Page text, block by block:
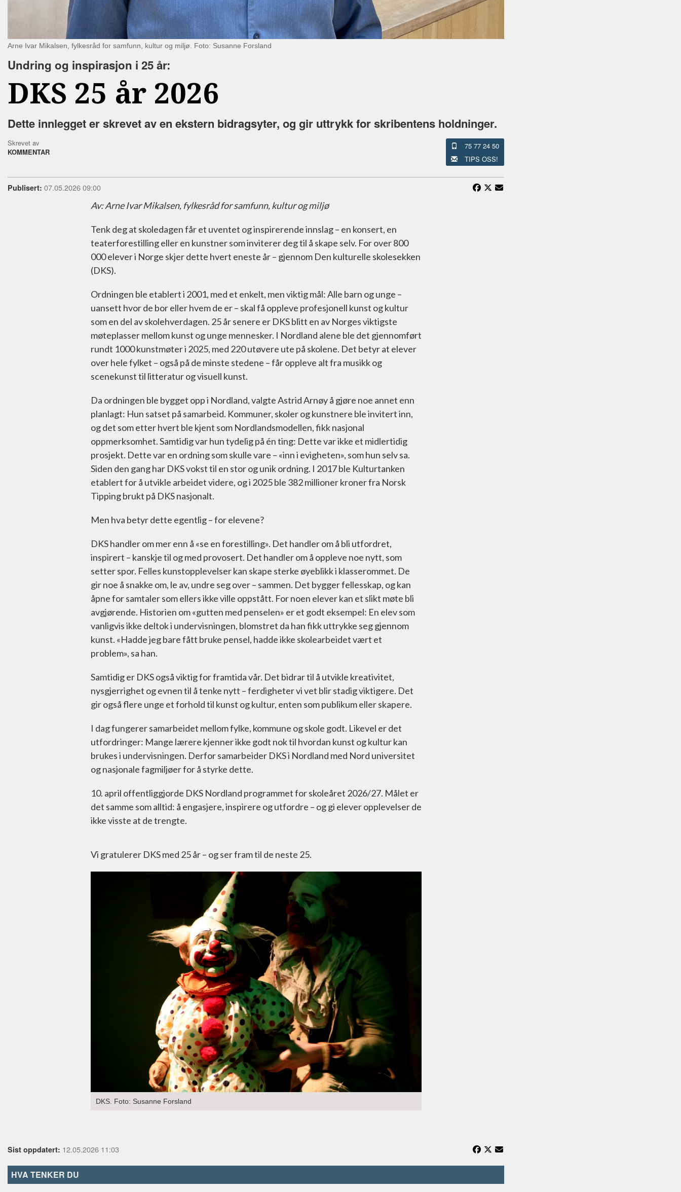
Arne Ivar Mikalsen, fylkesråd for samfunn, kultur og miljø. Foto: Susanne Forsland
Undring og inspirasjon i 25 år:
DKS 25 år 2026
Dette innlegget er skrevet av en ekstern bidragsyter, og gir uttrykk for skribentens holdninger.
Skrevet av
KOMMENTAR
75 77 24 50
TIPS OSS!
Publisert: 07.05.2026 09:00
Av: Arne Ivar Mikalsen, fylkesråd for samfunn, kultur og miljø
Tenk deg at skoledagen får et uventet og inspirerende innslag – en konsert, en
teaterforestilling eller en kunstner som inviterer deg til å skape selv. For over 800
000 elever i Norge skjer dette hvert eneste år – gjennom Den kulturelle skolesekken
(DKS).
Ordningen ble etablert i 2001, med et enkelt, men viktig mål: Alle barn og unge –
uansett hvor de bor eller hvem de er – skal få oppleve profesjonell kunst og kultur
som en del av skolehverdagen. 25 år senere er DKS blitt en av Norges viktigste
møteplasser mellom kunst og unge mennesker. I Nordland alene ble det gjennomført
rundt 1000 kunstmøter i 2025, med 220 utøvere ute på skolene. Det betyr at elever
over hele fylket – også på de minste stedene – får oppleve alt fra musikk og
scenekunst til litteratur og visuell kunst.
Da ordningen ble bygget opp i Nordland, valgte Astrid Arnøy å gjøre noe annet enn
planlagt: Hun satset på samarbeid. Kommuner, skoler og kunstnere ble invitert inn,
og det som etter hvert ble kjent som Nordlandsmodellen, fikk nasjonal
oppmerksomhet. Samtidig var hun tydelig på én ting: Dette var ikke et midlertidig
prosjekt. Dette var en ordning som skulle vare – «inn i evigheten», som hun selv sa.
Siden den gang har DKS vokst til en stor og unik ordning. I 2017 ble Kulturtanken
etablert for å utvikle arbeidet videre, og i 2025 ble 382 millioner kroner fra Norsk
Tipping brukt på DKS nasjonalt.
Men hva betyr dette egentlig – for elevene?
DKS handler om mer enn å «se en forestilling». Det handler om å bli utfordret,
inspirert – kanskje til og med provosert. Det handler om å oppleve noe nytt, som
setter spor. Felles kunstopplevelser kan skape sterke øyeblikk i klasserommet. De
gir noe å snakke om, le av, undre seg over – sammen. Det bygger fellesskap, og kan
åpne for samtaler som ellers ikke ville oppstått. For noen elever kan et slikt møte bli
avgjørende. Historien om «gutten med penselen» er et godt eksempel: En elev som
vanligvis ikke deltok i undervisningen, blomstret da han fikk uttrykke seg gjennom
kunst. «Hadde jeg bare fått bruke pensel, hadde ikke skolearbeidet vært et
problem», sa han.
Samtidig er DKS også viktig for framtida vår. Det bidrar til å utvikle kreativitet,
nysgjerrighet og evnen til å tenke nytt – ferdigheter vi vet blir stadig viktigere. Det
gir også flere unge et forhold til kunst og kultur, enten som publikum eller skapere.
I dag fungerer samarbeidet mellom fylke, kommune og skole godt. Likevel er det
utfordringer: Mange lærere kjenner ikke godt nok til hvordan kunst og kultur kan
brukes i undervisningen. Derfor samarbeider DKS i Nordland med Nord universitet
og nasjonale fagmiljøer for å styrke dette.
10. april offentliggjorde DKS Nordland programmet for skoleåret 2026/27. Målet er
det samme som alltid: å engasjere, inspirere og utfordre – og gi elever opplevelser de
ikke visste at de trengte.
Vi gratulerer DKS med 25 år – og ser fram til de neste 25.
DKS. Foto: Susanne Forsland
Sist oppdatert: 12.05.2026 11:03
HVA TENKER DU